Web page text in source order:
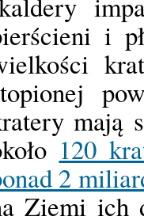
i
mają
120
2
Ziemi ich